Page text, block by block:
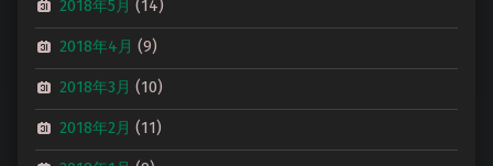
2018年5月 (14)
2018年4月 (9)
2018年3月 (10)
2018年2月 (11)